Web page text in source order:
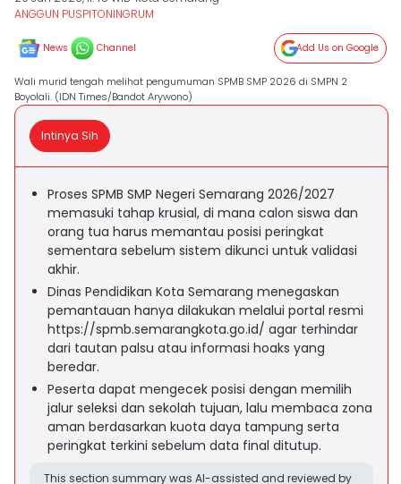
ANGGUN PUSPITONINGRUM
News Channel Add Us on Google
Wali murid tengah melihat pengumuman SPMB SMP 2026 di SMPN 2
Boyolali. (IDN Times/Bandot Arywono)
Intinya Sih
Proses SPMB SMP Negeri Semarang 2026/2027
memasuki tahap krusial, di mana calon siswa dan
orang tua harus memantau posisi peringkat
sementara sebelum sistem dikunci untuk validasi
akhir.
Dinas Pendidikan Kota Semarang menegaskan
pemantauan hanya dilakukan melalui portal resmi
https://spmb.semarangkota.go.id/ agar terhindar
dari tautan palsu atau informasi hoaks yang
beredar.
Peserta dapat mengecek posisi dengan memilih
jalur seleksi dan sekolah tujuan, lalu membaca zona
aman berdasarkan kuota daya tampung serta
peringkat terkini sebelum data final ditutup.
This section summary was AI-assisted and reviewed by